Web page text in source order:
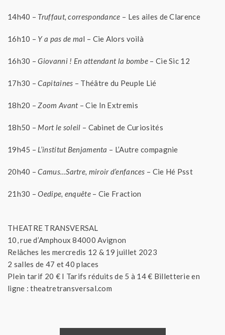
14h40 – Truffaut, correspondance – Les ailes de Clarence
16h10 – Y a pas de mal – Cie Alors voilà
16h30 –Giovanni ! En attendant la bombe – Cie Sic 12
17h30 –Capitaines – Théâtre du Peuple Lié
18h20 –Zoom Avant– Cie In Extremis
18h50 – Mort le soleil – Cabinet de Curiosités
19h45 – L’institut Benjamenta – L’Autre compagnie
20h40 –Camus…Sartre, miroir d’enfances – Cie Hé Psst
21h30 –Oedipe, enquête– Cie Fraction
THEATRE TRANSVERSAL
10, rue d’Amphoux 84000 Avignon
Relâches les mercredis 12 & 19 juillet 2023
2 salles de 47 et 40 places
Plein tarif 20 € I Tarifs réduits de 5 à 14 € Billetterie en
ligne : theatretransversal.com